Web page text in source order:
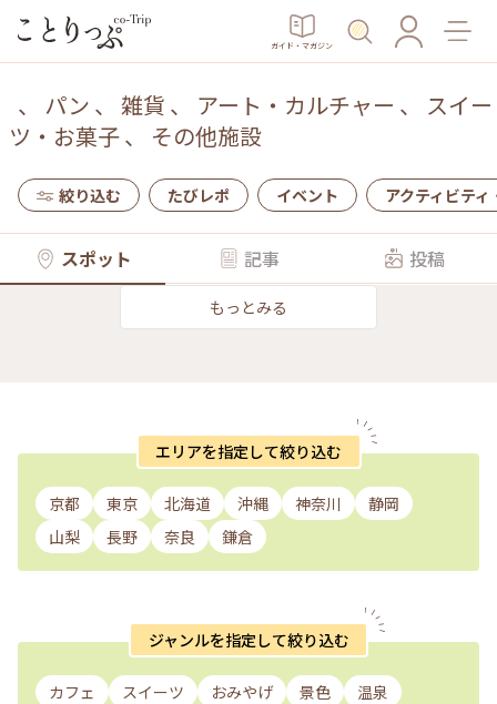
ガイド・マガジン
、 パン 、 雑貨 、 アート・カルチャー 、 スイー
ツ・お菓子、 その他施設
絞り込む たびレポ イベント アクティビティ
スポット 記事 投稿
もっとみる
エリアを指定して絞り込む
京都 東京 北海道 沖縄 神奈川
静岡
山梨
長野 奈良 鎌倉
ジャンルを指定して絞り込む
カフェ スイーツ おみやげ 景色
温泉